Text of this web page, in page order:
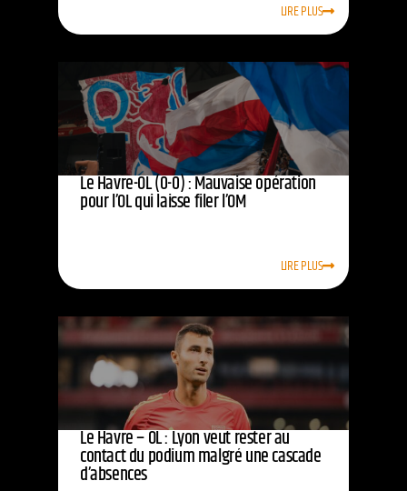
LIRE PLUS
Le Havre-OL (0-0) : Mauvaise opération
pour l’OL qui laisse filer l’OM
LIRE PLUS
Le Havre – OL : Lyon veut rester au
contact du podium malgré une cascade
d’absences